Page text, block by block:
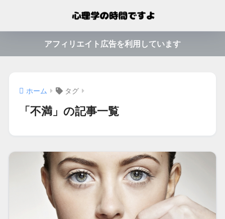
アフィリエイト広告を利用しています
ホーム タグ
「不満」の記事一覧